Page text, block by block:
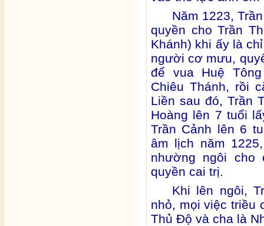
Năm 1223,
quyền cho Trần
Khánh) khi ấy là
người cơ mưu,
để vua Huệ
Chiêu Thánh, rồi
Liền sau đó, Trần
Hoàng lên 7 tuổi
Trần Cảnh lên 6
âm lịch năm
nhường ngôi cho
quyền cai trị.
Khi lên ngôi,
nhỏ, mọi việc triều
Thủ Độ và cha là